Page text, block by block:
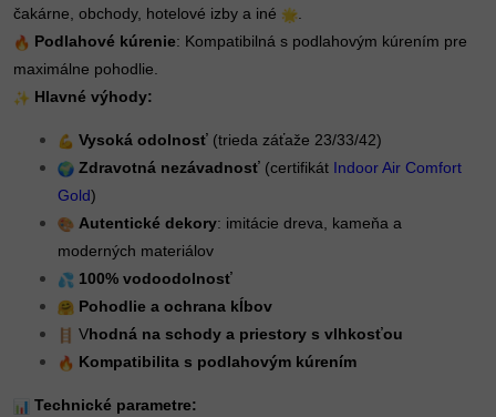
čakárne, obchody, hotelové izby a iné
Podlahové kúrenie: Kompatibilná s podlahovým kúrením pre
maximálne pohodlie.
Hlavné výhody:
Vysoká odolnosť (trieda záťaže 23/33/42)
Zdravotná nezávadnosť (certifikát Indoor Air Comfort
Gold)
Autentické dekory: imitácie dreva, kameňa a
moderných materiálov
100% vodoodolnosť
Pohodlie a ochrana kĺbov
Vhodná na schody a priestory s vlhkosťou
Kompatibilita s podlahovým kúrením
Technické parametre: